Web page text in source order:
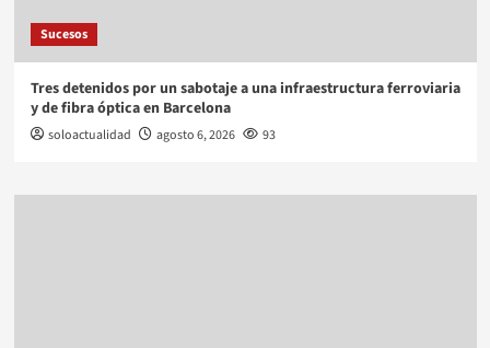
Sucesos
Tres detenidos por un sabotaje a una infraestructura ferroviaria
y de fibra óptica en Barcelona
soloactualidad agosto 6, 2026 93